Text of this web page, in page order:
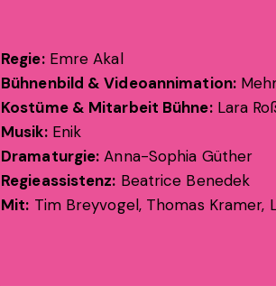
Regie:Emre Akal
Bühnenbild & Videoannimation:
Kostüme & Mitarbeit Bühne:Lara
Musik:Enik
Dramaturgie: Anna-Sophia Güther
Regieassistenz: Beatrice Benedek
Mit: Tim Breyvogel, Thomas Kramer,